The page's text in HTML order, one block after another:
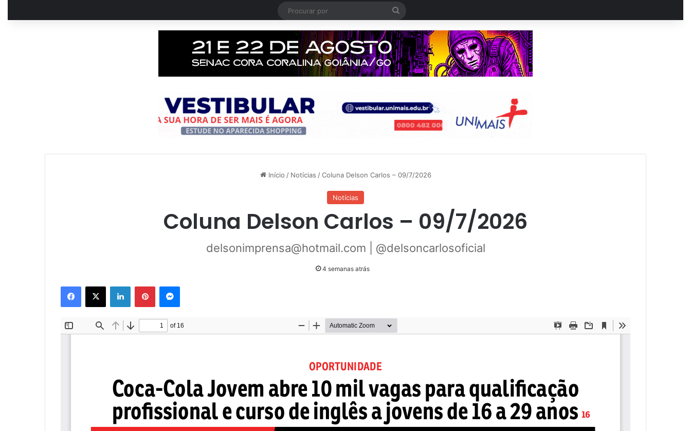
Procurar
por
Início / Notícias / Coluna Delson Carlos – 09/7/2026
Notícias
Coluna Delson Carlos – 09/7/2026
delsonimprensa@hotmail.com | @delsoncarlosoficial
4 semanas atrás
Facebook
X LinkedinPinterestMessenger